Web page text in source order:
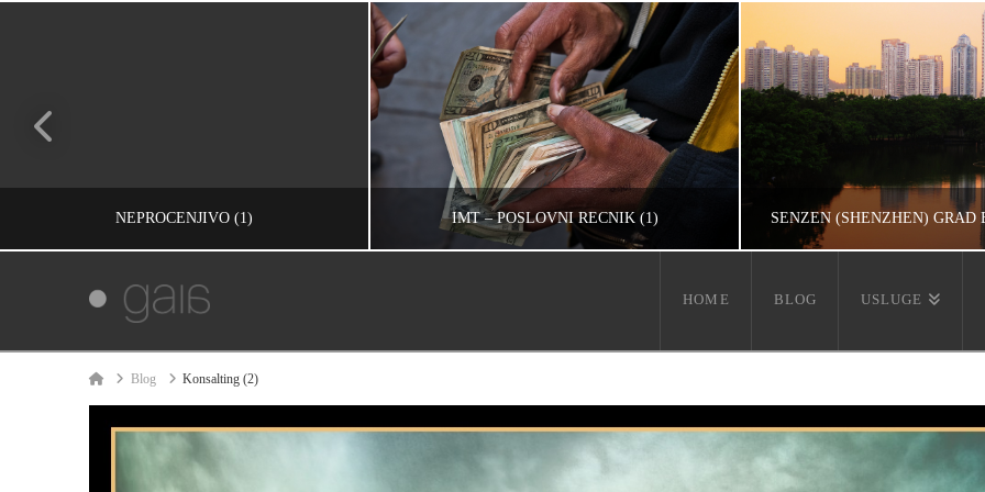
NEPROCENJIVO (1)
INFORMACIJE, RAZMIŠLJANJA, UNCATEGORIZED, ŽIVOT
IMT – POSLOVNI REČNIK (1) ŠENZEN (SHENZHEN) GRAD
HOME BLOG USLUGE
HomeBlog Konsalting (2)